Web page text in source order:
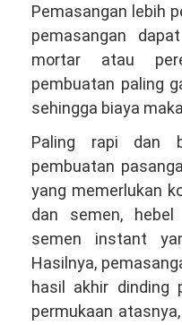
Pemasangan lebih
pemasangan
mortar atau
pembuatan paling
sehingga biaya
Paling rapi dan
pembuatan
yang memerlukan
dan semen,
semen instant
Hasilnya,
hasil akhir dinding
permukaan